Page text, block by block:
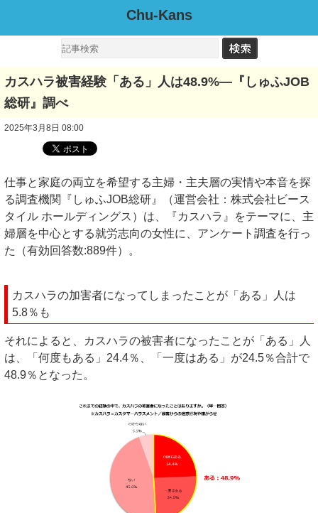
Chu-Kans
カスハラ被害経験「ある」人は48.9%―『しゅふJOB
総研』調べ
2025年3月8日 08:00
仕事と家庭の両立を希望する主婦・主夫層の実情や本音を探
る調査機関『しゅふJOB総研』（運営会社：株式会社ビース
タイル ホールディングス）は、『カスハラ』をテーマに、主
婦層を中心とする就労志向の女性に、アンケート調査を行っ
た（有効回答数:889件）。
カスハラの加害者になってしまったことが「ある」人は
5.8％も
それによると、カスハラの被害者になったことが「ある」人
は、「何度もある」24.4％、「一度はある」が24.5％合計で
48.9％となった。